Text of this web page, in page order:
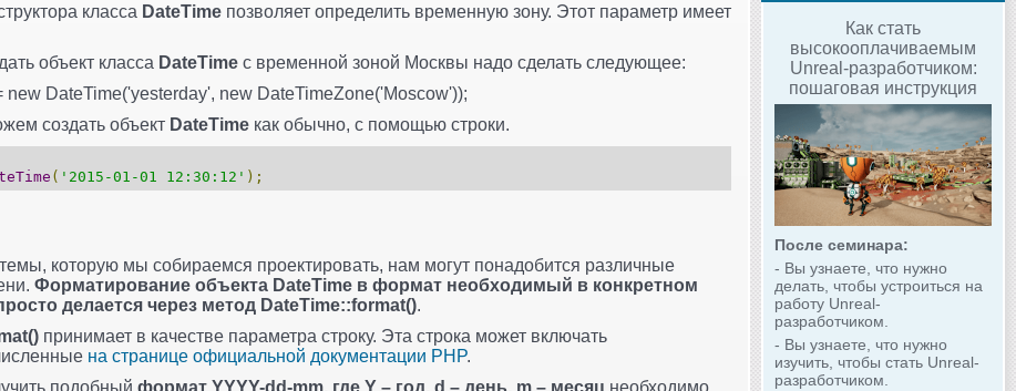
Как стать
высокооплачиваемым
Unreal-разработчиком:
пошаговая инструкция
После семинара:
- Вы узнаете, что нужно
делать, чтобы устроиться на
работу Unreal-
разработчиком.
- Вы узнаете, что нужно
изучить, чтобы стать Unreal-
разработчиком.
класса DateTime позволяет определить временную зону. Этот параметр имеет
объект класса DateTime с временной зоной Москвы надо сделать следующее:
new DateTime('yesterday', new DateTimeZone('Moscow'));
создать объект DateTime как обычно, с помощью строки.
( '2015-01-01 12:30:12' );
которую мы собираемся проектировать, нам могут понадобится различные
Форматирование объекта DateTime в формат необходимый в конкретном
делается через метод DateTime::format().
принимает в качестве параметра строку. Эта строка может включать
на странице официальной документации PHP.